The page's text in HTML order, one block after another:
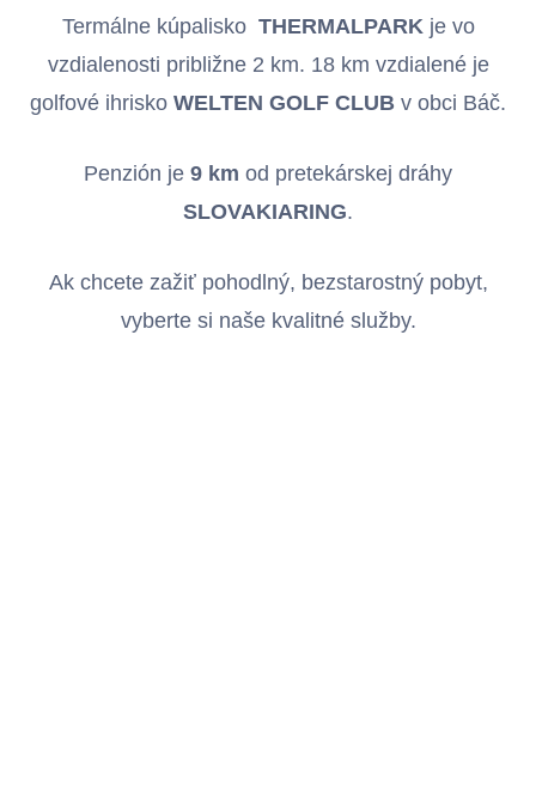
Termálne kúpalisko THERMALPARKje vo
vzdialenosti približne 2 km. 18 km vzdialené je
golfové ihrisko WELTEN GOLF CLUB v obci Báč.
Penzión je 9 km od pretekárskej dráhy
SLOVAKIARING.
Ak chcete zažiť pohodlný, bezstarostný pobyt,
vyberte si naše kvalitné služby.